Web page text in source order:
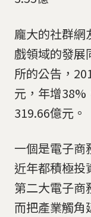
龐大的社群網
戲領域的發展
所的公告，
元，年增38%
319.66億元。
一個是電子商
近年都積極投
第二大電子商
而把產業觸角